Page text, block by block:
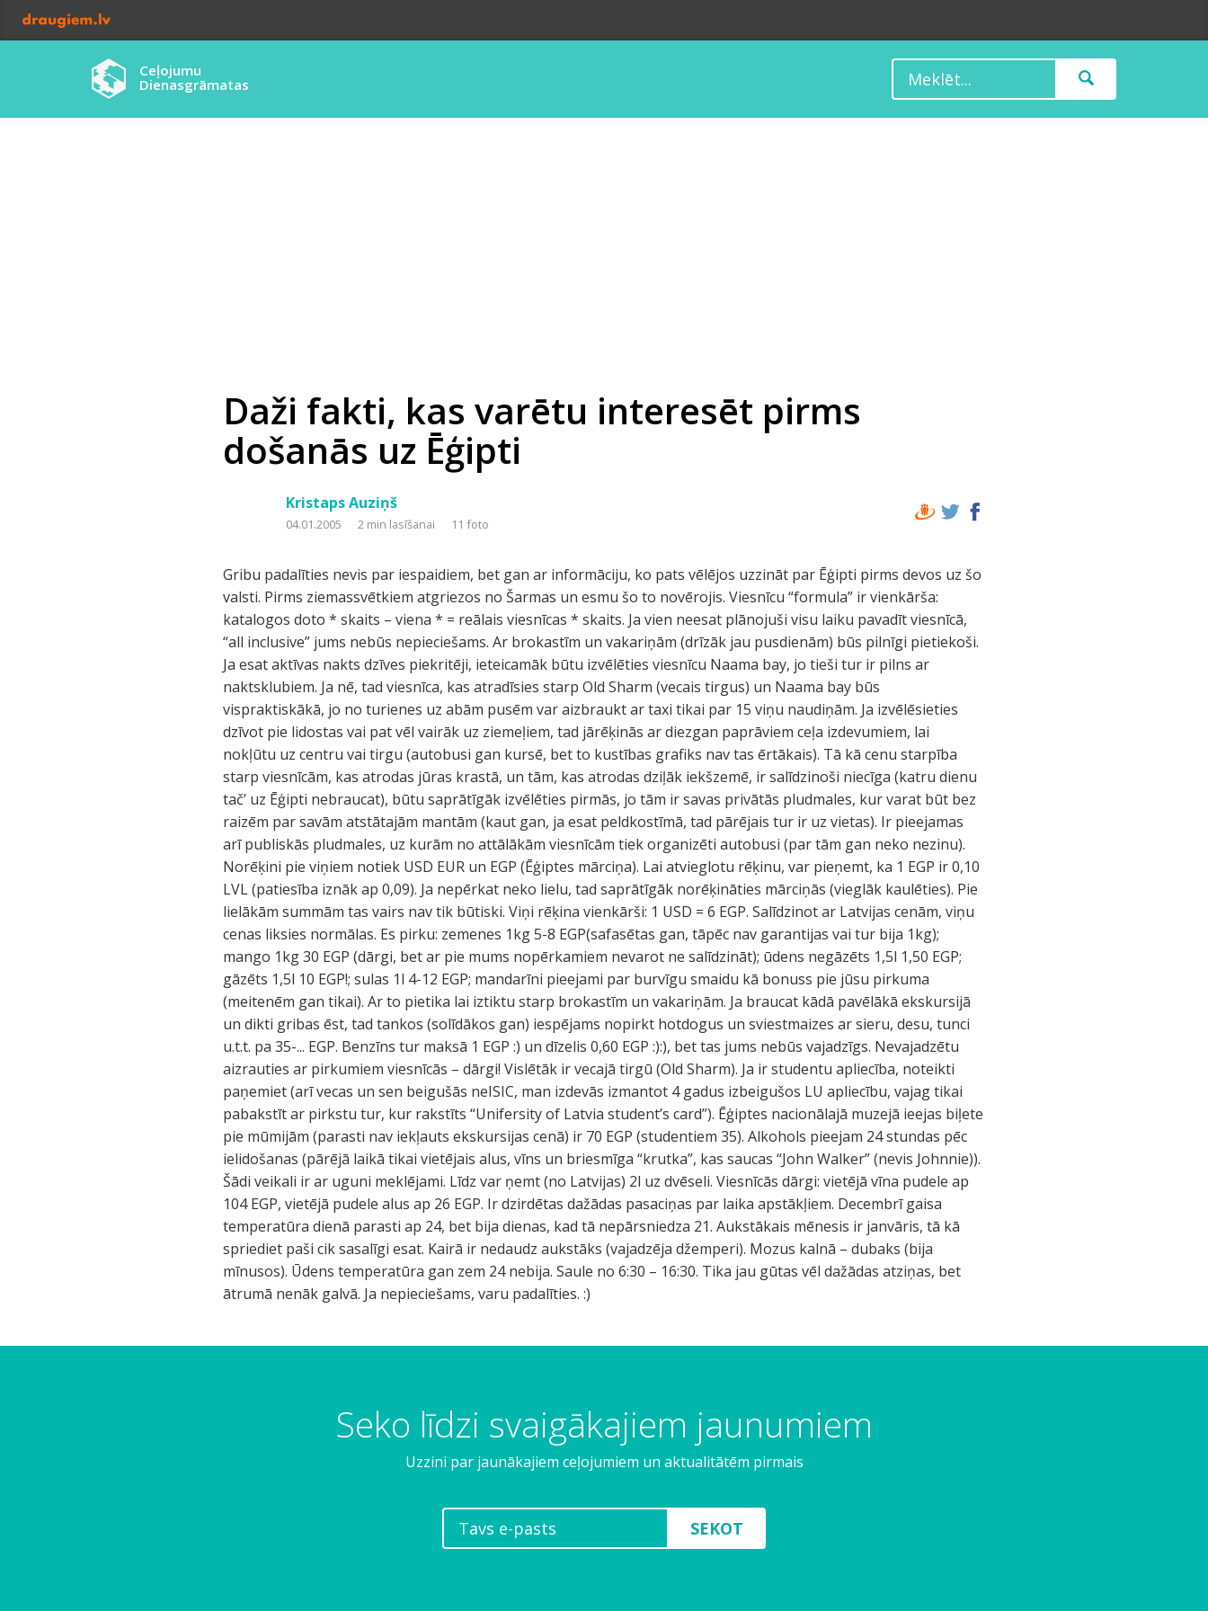
Ceļojumu
Dienasgrāmatas
Daži fakti, kas varētu interesēt pirms
došanās uz Ēģipti
Kristaps Auziņš
04.01.2005 2 min lasīšanai 11 foto
Gribu padalīties nevis par iespaidiem, bet gan ar informāciju, ko pats vēlējos uzzināt par Ēģipti pirms devos uz šo
valsti. Pirms ziemassvētkiem atgriezos no Šarmas un esmu šo to novērojis. Viesnīcu “formula” ir vienkārša:
katalogos doto * skaits – viena * = reālais viesnīcas * skaits. Ja vien neesat plānojuši visu laiku pavadīt viesnīcā,
“all inclusive” jums nebūs nepieciešams. Ar brokastīm un vakariņām (drīzāk jau pusdienām) būs pilnīgi pietiekoši.
Ja esat aktīvas nakts dzīves piekritēji, ieteicamāk būtu izvēlēties viesnīcu Naama bay, jo tieši tur ir pilns ar
naktsklubiem. Ja nē, tad viesnīca, kas atradīsies starp Old Sharm (vecais tirgus) un Naama bay būs
vispraktiskākā, jo no turienes uz abām pusēm var aizbraukt ar taxi tikai par 15 viņu naudiņām. Ja izvēlēsieties
dzīvot pie lidostas vai pat vēl vairāk uz ziemeļiem, tad jārēķinās ar diezgan paprāviem ceļa izdevumiem, lai
nokļūtu uz centru vai tirgu (autobusi gan kursē, bet to kustības grafiks nav tas ērtākais). Tā kā cenu starpība
starp viesnīcām, kas atrodas jūras krastā, un tām, kas atrodas dziļāk iekšzemē, ir salīdzinoši niecīga (katru dienu
tač’ uz Ēģipti nebraucat), būtu saprātīgāk izvēlēties pirmās, jo tām ir savas privātās pludmales, kur varat būt bez
raizēm par savām atstātajām mantām (kaut gan, ja esat peldkostīmā, tad pārējais tur ir uz vietas). Ir pieejamas
arī publiskās pludmales, uz kurām no attālākām viesnīcām tiek organizēti autobusi (par tām gan neko nezinu).
Norēķini pie viņiem notiek USD EUR un EGP (Ēģiptes mārciņa). Lai atvieglotu rēķinu, var pieņemt, ka 1 EGP ir 0,10
LVL (patiesība iznāk ap 0,09). Ja nepērkat neko lielu, tad saprātīgāk norēķināties mārciņās (vieglāk kaulēties). Pie
lielākām summām tas vairs nav tik būtiski. Viņi rēķina vienkārši: 1 USD = 6 EGP. Salīdzinot ar Latvijas cenām, viņu
cenas liksies normālas. Es pirku: zemenes 1kg 5-8 EGP(safasētas gan, tāpēc nav garantijas vai tur bija 1kg);
mango 1kg 30 EGP (dārgi, bet ar pie mums nopērkamiem nevarot ne salīdzināt); ūdens negāzēts 1,5l 1,50 EGP;
gāzēts 1,5l 10 EGP!; sulas 1l 4-12 EGP; mandarīni pieejami par burvīgu smaidu kā bonuss pie jūsu pirkuma
(meitenēm gan tikai). Ar to pietika lai iztiktu starp brokastīm un vakariņām. Ja braucat kādā pavēlākā ekskursijā
un dikti gribas ēst, tad tankos (solīdākos gan) iespējams nopirkt hotdogus un sviestmaizes ar sieru, desu, tunci
u.t.t. pa 35-... EGP. Benzīns tur maksā 1 EGP :) un dīzelis 0,60 EGP :):), bet tas jums nebūs vajadzīgs. Nevajadzētu
aizrauties ar pirkumiem viesnīcās – dārgi! Vislētāk ir vecajā tirgū (Old Sharm). Ja ir studentu apliecība, noteikti
paņemiet (arī vecas un sen beigušās neISIC, man izdevās izmantot 4 gadus izbeigušos LU apliecību, vajag tikai
pabakstīt ar pirkstu tur, kur rakstīts “Unifersity of Latvia student’s card”). Ēģiptes nacionālajā muzejā ieejas biļete
pie mūmijām (parasti nav iekļauts ekskursijas cenā) ir 70 EGP (studentiem 35). Alkohols pieejam 24 stundas pēc
ielidošanas (pārējā laikā tikai vietējais alus, vīns un briesmīga “krutka”, kas saucas “John Walker” (nevis Johnnie)).
Šādi veikali ir ar uguni meklējami. Līdz var ņemt (no Latvijas) 2l uz dvēseli. Viesnīcās dārgi: vietējā vīna pudele ap
104 EGP, vietējā pudele alus ap 26 EGP. Ir dzirdētas dažādas pasaciņas par laika apstākļiem. Decembrī gaisa
temperatūra dienā parasti ap 24, bet bija dienas, kad tā nepārsniedza 21. Aukstākais mēnesis ir janvāris, tā kā
spriediet paši cik sasalīgi esat. Kairā ir nedaudz aukstāks (vajadzēja džemperi). Mozus kalnā – dubaks (bija
mīnusos). Ūdens temperatūra gan zem 24 nebija. Saule no 6:30 – 16:30. Tika jau gūtas vēl dažādas atziņas, bet
ātrumā nenāk galvā. Ja nepieciešams, varu padalīties. :)
Seko līdzi svaigākajiem jaunumiem
Uzzini par jaunākajiem ceļojumiem un aktualitātēm pirmais
SEKOT